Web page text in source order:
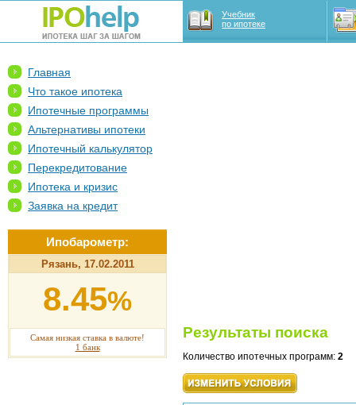
Учебник
по ипотеке
Главная
Что такое ипотека
Ипотечные программы
Альтернативы ипотеки
Ипотечный калькулятор
Перекредитование
Ипотека и кризис
Заявка на кредит
Ипобарометр:
Рязань, 17.02.2011
8.45%
Самая низкая ставка в валюте!
1 банк
Результаты поиска
Количество ипотечных программ: 2